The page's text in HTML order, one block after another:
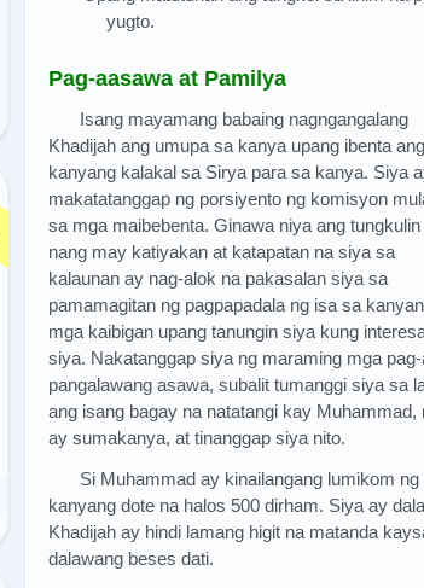
yugto.
Pag-aasawa at Pamilya
Isang mayamang babaing nagngangalang
Khadijah ang umupa sa kanya upang ibenta ang
kanyang kalakal sa Sirya para sa kanya. Siya
makatatanggap ng porsiyento ng komisyon
sa mga maibebenta. Ginawa niya ang tungkulin
nang may katiyakan at katapatan na siya sa
kalaunan ay nag-alok na pakasalan siya sa
pamamagitan ng pagpapadala ng isa sa
mga kaibigan upang tanungin siya kung
siya. Nakatanggap siya ng maraming mga
pangalawang asawa, subalit tumanggi siya sa
ang isang bagay na natatangi kay
ay sumakanya, at tinanggap siya nito.
Si Muhammad ay kinailangang lumikom
kanyang dote na halos 500 dirham. Siya ay
Khadijah ay hindi lamang higit na matanda
dalawang beses dati.